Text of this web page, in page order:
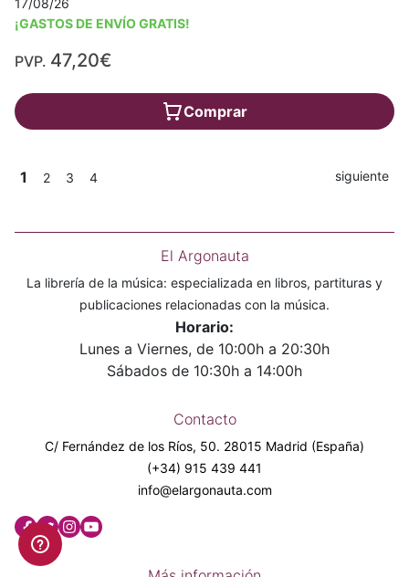
¡GASTOS DE ENVÍO GRATIS!
PVP. 47,20€
Comprar
1 2 3 4 siguiente
El Argonauta
La librería de la música: especializada en libros, partituras y
publicaciones relacionadas con la música.
Horario:
Lunes a Viernes, de 10:00h a 20:30h
Sábados de 10:30h a 14:00h
Contacto
C/ Fernández de los Ríos, 50. 28015 Madrid (España)
(+34) 915 439 441
info@elargonauta.com